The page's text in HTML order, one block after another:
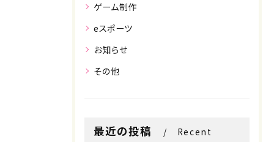
ゲーム制作
eスポーツ
お知らせ
その他
最近の投稿
Recent